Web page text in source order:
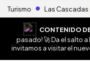
Turismo Las Cascadas
CONTENIDO
pasado! 🚀 Da el salto
invitamos a visitar el